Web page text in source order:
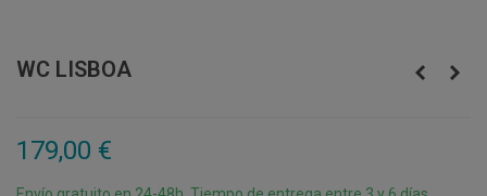
WC LISBOA
179,00 €